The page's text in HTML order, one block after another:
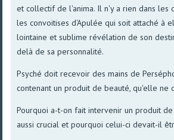
et collectif de l'anima. Il n'y a rien dans les
les convoitises d'Apulée qui soit attaché à
lointaine et sublime révélation de son
delà de sa personnalité.
Psyché doit recevoir des mains de
contenant un produit de beauté, qu'elle ne
Pourquoi a-t-on fait intervenir un produit
aussi crucial et pourquoi celui-ci devait-il